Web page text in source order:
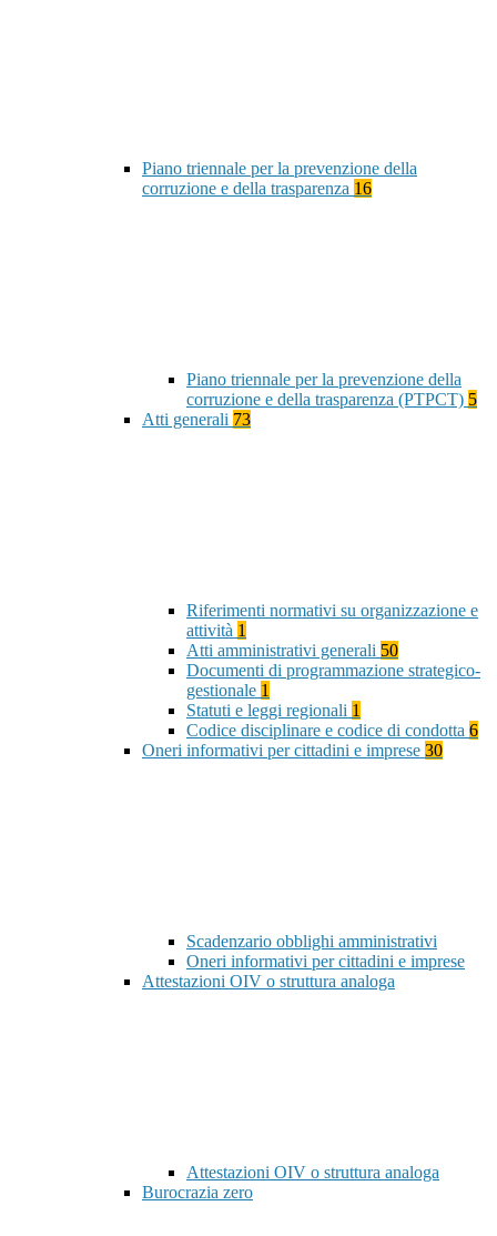
Piano triennale per la prevenzione della
corruzione e della trasparenza 16
Piano triennale per la prevenzione della
corruzione e della trasparenza (PTPCT) 5
Atti generali 73
Riferimenti normativi su organizzazione e
attività 1
Atti amministrativi generali 50
Documenti di programmazione strategico-
gestionale 1
Statuti e leggi regionali 1
Codice disciplinare e codice di condotta 6
Oneri informativi per cittadini e imprese 30
Scadenzario obblighi amministrativi
Oneri informativi per cittadini e imprese
Attestazioni OIV o struttura analoga
Attestazioni OIV o struttura analoga
Burocrazia zero